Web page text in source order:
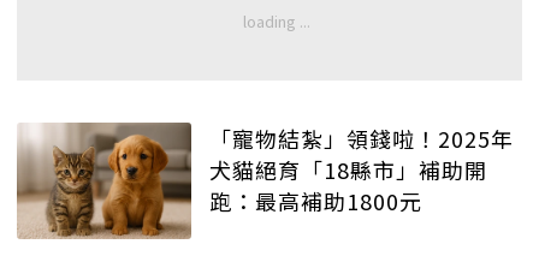
「寵物結紮」領錢啦！2025年
犬貓絕育「18縣市」補助開
跑：最高補助1800元